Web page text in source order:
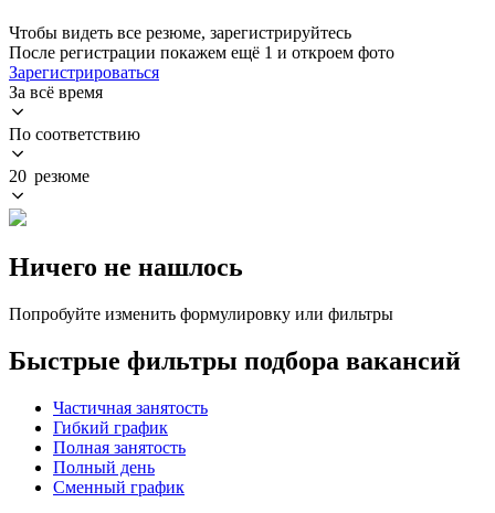
Чтобы видеть все резюме, зарегистрируйтесь
После регистрации покажем ещё 1 и откроем фото
Зарегистрироваться
За всё время
По соответствию
20 резюме
Ничего не нашлось
Попробуйте изменить формулировку или фильтры
Быстрые фильтры подбора вакансий
Частичная занятость
Гибкий график
Полная занятость
Полный день
Сменный график